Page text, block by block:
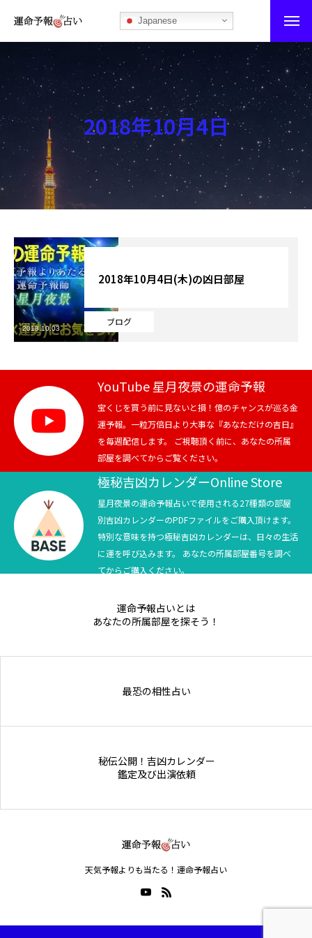
Japanese
運命予報占い
運命予報占いとは
あなたの所属部屋を探そう！
最恐の相性占い
秘伝公開！吉凶カレンダー
記事カテゴリー
ブログ
お知らせ
芸能界
テニス
スポーツ
競馬
テニス四大大会・五輪
テニス四大大会・五輪
2018年10月4日
ブログ
2018年10月4日(木)の凶日部屋
2018.10.03
YouTube 星月夜景の運命予報
宝くじを買う前に見ないと損！億のチャンスが巡る金
運予報。一粒万倍日より大事な『あなただけの吉日』
を毎週配信します。 ご視聴頂く前に、あなたの所属
部屋を調べてからご覧ください。
極秘吉凶カレンダーOnline Store
星月夜景の運命予報占いで使用される27種類の部屋
別吉凶カレンダーのPDFファイルをご購入頂けます。
特別な意味を持つ極秘吉凶カレンダーは、日々の生活
に運を呼び込みます。 あなたの所属部屋番号を調べ
てからご購入ください。
運命予報占いとは
あなたの所属部屋を探そう！
最恐の相性占い
秘伝公開！吉凶カレンダー
鑑定及び出演依頼
天気予報よりも当たる！運命予報占い